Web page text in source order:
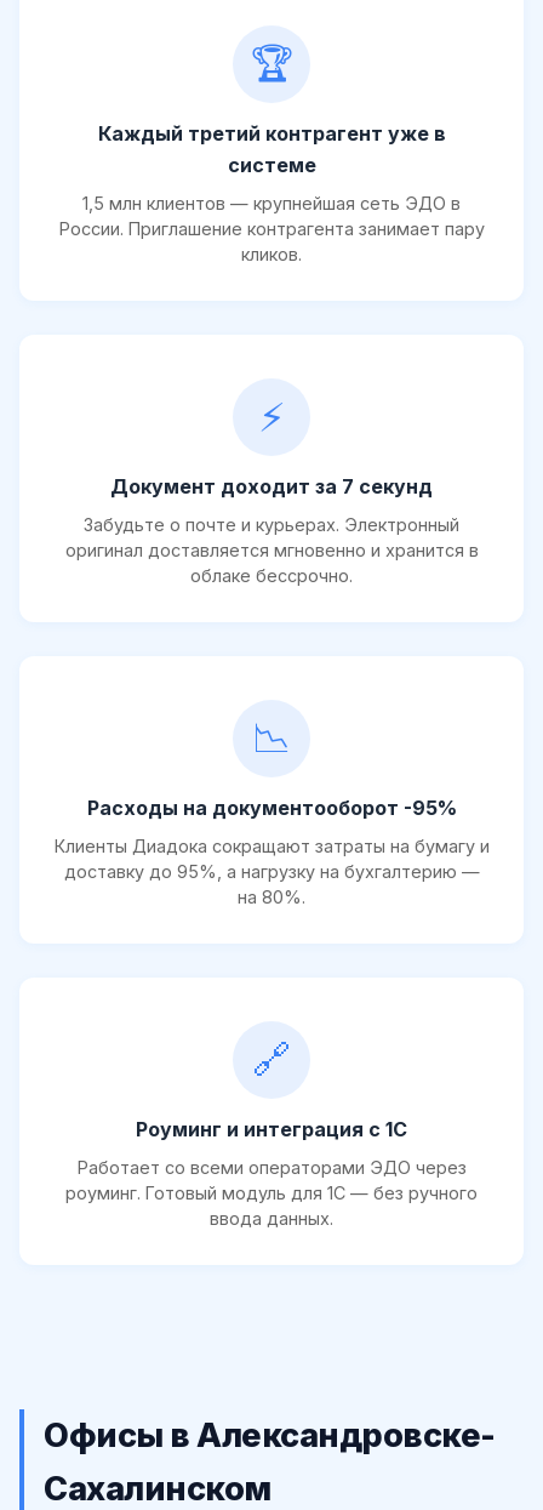
🏆
Каждый третий контрагент уже в
системе
1,5 млн клиентов — крупнейшая сеть ЭДО в
России. Приглашение контрагента занимает пару
кликов.
⚡
Документ доходит за 7 секунд
Забудьте о почте и курьерах. Электронный
оригинал доставляется мгновенно и хранится в
облаке бессрочно.
📉
Расходы на документооборот -95%
Клиенты Диадока сокращают затраты на бумагу и
доставку до 95%, а нагрузку на бухгалтерию —
на 80%.
🔗
Роуминг и интеграция с 1С
Работает со всеми операторами ЭДО через
роуминг. Готовый модуль для 1С — без ручного
ввода данных.
Офисы в Александровске-
Сахалинском